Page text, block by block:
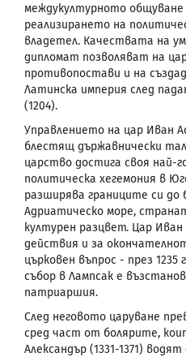
междукултурното общуване
реализирането на
владетел. Качествата на
дипломат позволяват на
противопостави и на
Латинска империя след
(1204).
Управлението на цар Иван
блестящ държавнически
царство достига своя най-
политическа хегемония в
разширява границите си до
Адриатическо море,
културен разцвет. Цар Иван
действия и за
църковен въпрос - през 1235
събор в Лампсак е
патриаршия.
След неговото царуване
сред част от болярите,
Александър (1331-1371)